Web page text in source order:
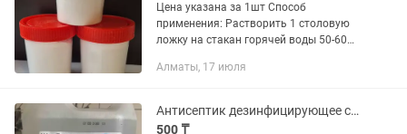
Цена указана за 1шт Способ
применения: Растворить 1 столовую
ложку на стакан горячей воды 50-60
монеты и ждать результата.
опускать...
Алматы, 17 июля
Антисептик дезинфицирующее средство
500 ₸